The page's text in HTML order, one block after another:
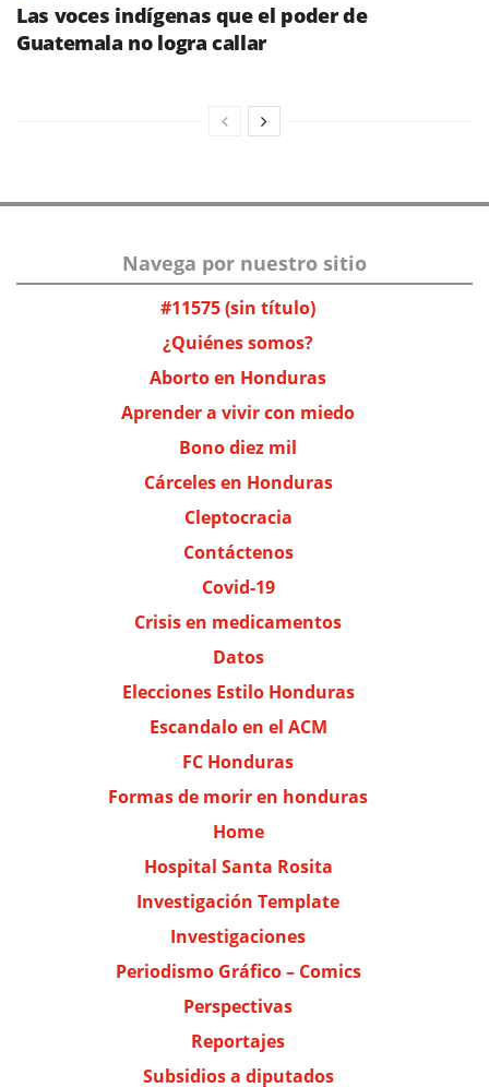
Las voces indígenas que el poder de
Guatemala no logra callar
Navega por nuestro sitio
#11575 (sin título)
¿Quiénes somos?
Aborto en Honduras
Aprender a vivir con miedo
Bono diez mil
Cárceles en Honduras
Cleptocracia
Contáctenos
Covid-19
Crisis en medicamentos
Datos
Elecciones Estilo Honduras
Escandalo en el ACM
FC Honduras
Formas de morir en honduras
Home
Hospital Santa Rosita
Investigación Template
Investigaciones
Periodismo Gráfico – Comics
Perspectivas
Reportajes
Subsidios a diputados